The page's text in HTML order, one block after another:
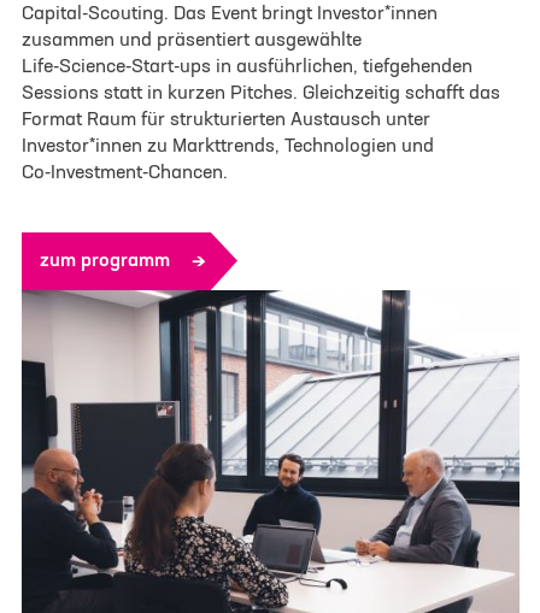
Capital-Scouting. Das Event bringt Investor*innen
zusammen und präsentiert ausgewählte
Life‑Science‑Start-ups in ausführlichen, tiefgehenden
Sessions statt in kurzen Pitches. Gleichzeitig schafft das
Format Raum für strukturierten Austausch unter
Investor*innen zu Markttrends, Technologien und
Co‑Investment‑Chancen.
zum programm